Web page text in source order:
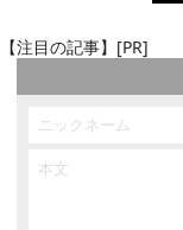
【注目の記事】[PR]